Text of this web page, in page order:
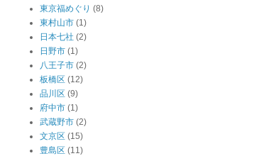
東京福めぐり (8)
東村山市 (1)
日本七社 (2)
日野市 (1)
八王子市 (2)
板橋区 (12)
品川区 (9)
府中市 (1)
武蔵野市 (2)
文京区 (15)
豊島区 (11)